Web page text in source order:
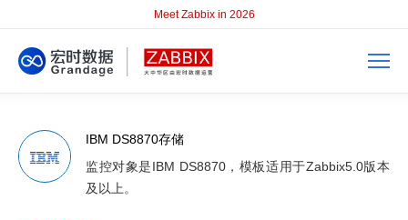
Meet Zabbix in 2026
IBM DS8870存储
监控对象是IBM DS8870，模板适用于Zabbix5.0版本
及以上。